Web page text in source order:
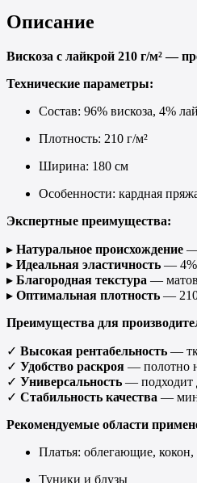
Описание
Вискоза с лайкрой 210 г/м² —
Технические параметры:
Состав: 96% вискоза, 4%
Плотность: 210 г/м²
Ширина: 180 см
Особенности: кардная
Экспертные преимущества:
▸ Натуральное происхождение —
▸ Идеальная эластичность — 4%
▸ Благородная текстура —
▸ Оптимальная плотность — 210
Преимущества для
✓ Высокая рентабельность —
✓ Удобство раскроя — полотно
✓ Универсальность — подходит
✓ Стабильность качества —
Рекомендуемые области
Платья: облегающие, кокон,
Туники и блузы